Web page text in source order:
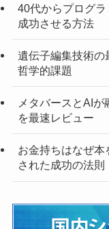
40代からプログ
成功させる方法
遺伝子編集技術の
哲学的課題
メタバースとAI
を最速レビュー
お金持ちはなぜ
された成功の法則